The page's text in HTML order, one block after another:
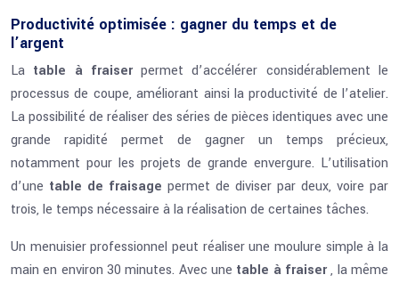
Productivité optimisée : gagner du temps et de
l’argent
La table à fraiserpermet d’accélérer considérablement le
processus de coupe, améliorant ainsi la productivité de l’atelier.
La possibilité de réaliser des séries de pièces identiques avec une
grande rapidité permet de gagner un temps précieux,
notamment pour les projets de grande envergure. L’utilisation
d’une table de fraisage permet de diviser par deux, voire par
trois, le temps nécessaire à la réalisation de certaines tâches.
Un menuisier professionnel peut réaliser une moulure simple à la
main en environ 30 minutes. Avec une table à fraiser, la même